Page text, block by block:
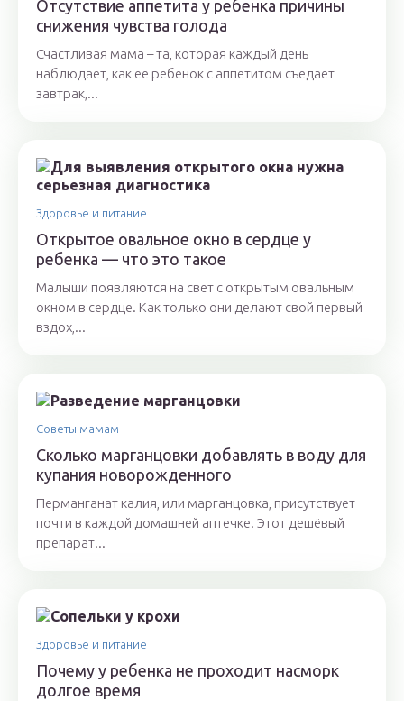
Отсутствие аппетита у ребенка причины
снижения чувства голода
Счастливая мама – та, которая каждый день
наблюдает, как ее ребенок с аппетитом съедает
завтрак,...
Здоровье и питание
Открытое овальное окно в сердце у
ребенка — что это такое
Малыши появляются на свет с открытым овальным
окном в сердце. Как только они делают свой первый
вздох,...
Советы мамам
Сколько марганцовки добавлять в воду для
купания новорожденного
Перманганат калия, или марганцовка, присутствует
почти в каждой домашней аптечке. Этот дешёвый
препарат...
Здоровье и питание
Почему у ребенка не проходит насморк
долгое время